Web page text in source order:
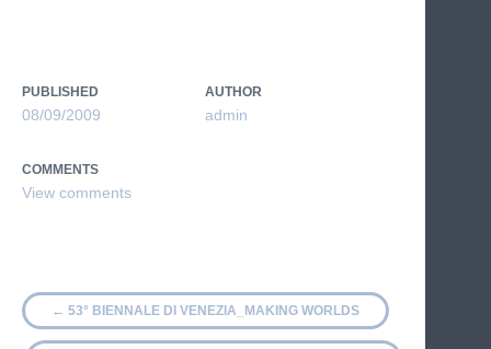
PUBLISHED
08/09/2009
AUTHOR
admin
COMMENTS
← 53° BIENNALE DI VENEZIA_MAKING WORLDS